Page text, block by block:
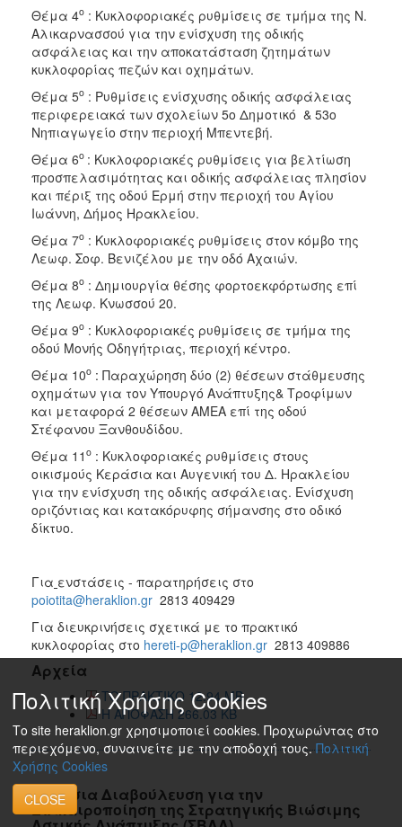
Θέμα 4ο : Κυκλοφοριακές ρυθμίσεις σε τμήμα της Ν.
Αλικαρνασσού για την ενίσχυση της οδικής
ασφάλειας και την αποκατάσταση ζητημάτων
κυκλοφορίας πεζών και οχημάτων.
Θέμα 5ο : Ρυθμίσεις ενίσχυσης οδικής ασφάλειας
περιφερειακά των σχολείων 5ο Δημοτικό & 53o
Νηπιαγωγείο στην περιοχή Μπεντεβή.
Θέμα 6ο : Κυκλοφοριακές ρυθμίσεις για βελτίωση
προσπελασιμότητας και οδικής ασφάλειας πλησίον
και πέριξ της οδού Ερμή στην περιοχή του Αγίου
Ιωάννη, Δήμος Ηρακλείου.
Θέμα 7ο : Κυκλοφοριακές ρυθμίσεις στον κόμβο της
Λεωφ. Σοφ. Βενιζέλου με την οδό Αχαιών.
Θέμα 8ο : Δημιουργία θέσης φορτοεκφόρτωσης επί
της Λεωφ. Κνωσσού 20.
Θέμα 9ο : Κυκλοφοριακές ρυθμίσεις σε τμήμα της
οδού Μονής Οδηγήτριας, περιοχή κέντρο.
Θέμα 10ο : Παραχώρηση δύο (2) θέσεων στάθμευσης
οχημάτων για τον Υπουργό Ανάπτυξης& Τροφίμων
και μεταφορά 2 θέσεων ΑΜΕΑ επί της οδού
Στέφανου Ξανθουδίδου.
Θέμα 11 ο : Κυκλοφοριακές ρυθμίσεις στους
οικισμούς Κεράσια και Αυγενική του Δ. Ηρακλείου
για την ενίσχυση της οδικής ασφάλειας. Ενίσχυση
οριζόντιας και κατακόρυφης σήμανσης στο οδικό
δίκτυο.
Για ενστάσεις - παρατηρήσεις στο
poiotita@heraklion.gr 2813 409429
Για διευκρινήσεις σχετικά με το πρακτικό
κυκλοφορίας στο hereti-p@heraklion.gr 2813 409886
Αρχεία
ΤΟ ΠΡΑΚΤΙΚΟ 12.94 MB
Η ΑΠΟΦΑΣΗ 266.03 KB
Δημόσια Διαβούλευση για την
Επικαιροποίηση της Στρατηγικής Βιώσιμης
Πολιτική Χρήσης Cookies
Το site heraklion.gr χρησιμοποιεί cookies. Προχωρώντας στο
περιεχόμενο, συναινείτε με την αποδοχή τους.Πολιτική
Χρήσης Cookies
CLOSE